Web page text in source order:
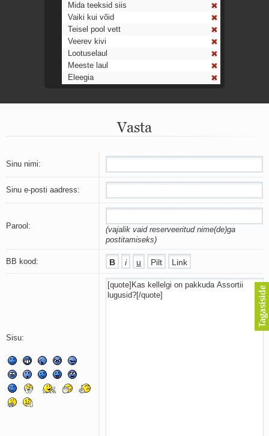
Mida teeksid siis
Vaiki kui võid
Teisel pool vett
Veerev kivi
Lootuselaul
Meeste laul
Eleegia
Ahtumine
Mu isamaa on minu arm
Ih-ih-hii ja ah-ah-haa
Päikeselapsed
Laul võimalusest
Nii vaikseks kõik on jäänud
Mis saab sellest loomusevalust
Avanemine
Kassimäng
Läänemere lained
Üle müüri
Valgusemaastikud
Vasta
Sinu nimi:
Sinu e-posti aadress:
Parool:
(vajalik vaid reserveeritud nime(de)ga
postitamiseks)
BB kood:
Sisu: